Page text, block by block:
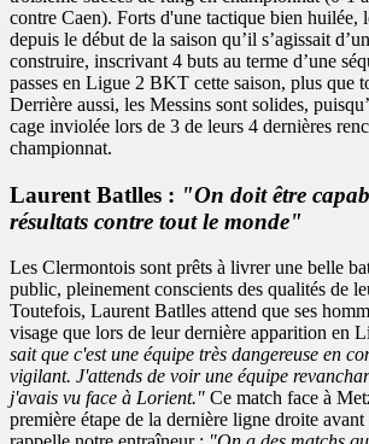
contre Caen). Forts d'une tactique bien huilée,
depuis le début de la saison qu’il s’agissait
construire, inscrivant 4 buts au terme d’une
passes en Ligue 2 BKT cette saison, plus que
Derrière aussi, les Messins sont solides,
cage inviolée lors de 3 de leurs 4 dernières
championnat.
Laurent Batlles : "On doit être
résultats contre tout le monde"
Les Clermontois sont prêts à livrer une belle
public, pleinement conscients des qualités de
Toutefois, Laurent Batlles attend que ses
visage que lors de leur dernière apparition en
sait que c'est une équipe très dangereuse en
vigilant. J'attends de voir une équipe
j'avais vu face à Lorient." Ce match face à
première étape de la dernière ligne droite